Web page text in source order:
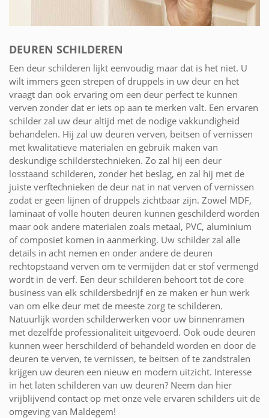
DEUREN SCHILDEREN
Een deur schilderen lijkt eenvoudig maar dat is het niet. U
wilt immers geen strepen of druppels in uw deur en het
vraagt dan ook ervaring om een deur perfect te kunnen
verven zonder dat er iets op aan te merken valt. Een ervaren
schilder zal uw deur altijd met de nodige vakkundigheid
behandelen. Hij zal uw deuren verven, beitsen of vernissen
met kwalitatieve materialen en gebruik maken van
deskundige schilderstechnieken. Zo zal hij een deur
losstaand schilderen, zonder het beslag, en zal hij met de
juiste verftechnieken de deur nat in nat verven of vernissen
zodat er geen lijnen of druppels zichtbaar zijn. Zowel MDF,
laminaat of volle houten deuren kunnen geschilderd worden
maar ook andere materialen zoals metaal, PVC, aluminium
of composiet komen in aanmerking. Uw schilder zal alle
details in acht nemen en onder andere de deuren
rechtopstaand verven om te vermijden dat er stof vermengd
wordt in de verf. Een deur schilderen behoort tot de core
business van elk schildersbedrijf en ze maken er hun werk
van om elke deur met de meeste zorg te schilderen.
Natuurlijk worden schilderwerken voor uw binnenramen
met dezelfde professionaliteit uitgevoerd. Ook oude deuren
kunnen weer herschilderd of behandeld worden en door de
deuren te verven, te vernissen, te beitsen of te zandstralen
krijgen uw deuren een nieuw en modern uitzicht. Interesse
in het laten schilderen van uw deuren? Neem dan hier
vrijblijvend contact op met onze vele ervaren schilders uit de
omgeving van Maldegem!